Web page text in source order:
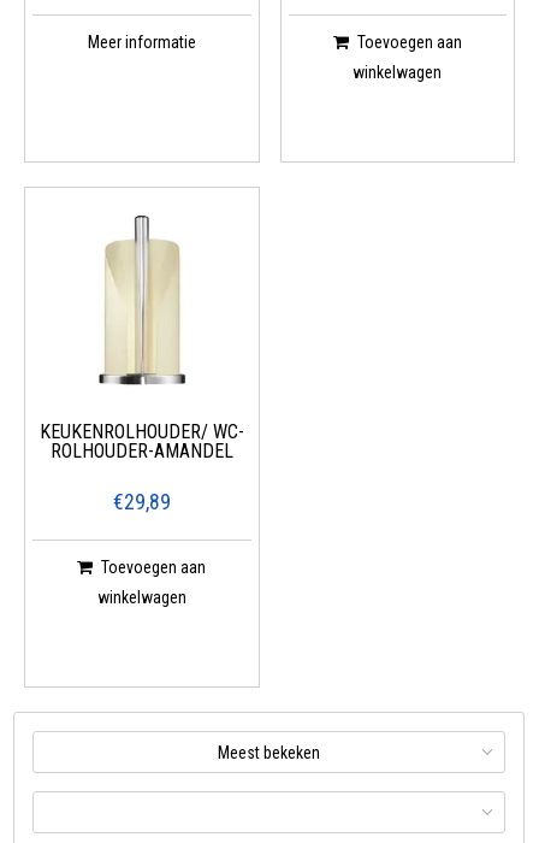
Meer informatie
Toevoegen aan
winkelwagen
KEUKENROLHOUDER/ WC-
ROLHOUDER-AMANDEL
€29,89
Toevoegen aan
winkelwagen
Meest bekeken